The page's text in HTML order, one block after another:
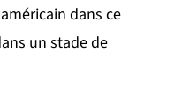
dans ce
un stade de